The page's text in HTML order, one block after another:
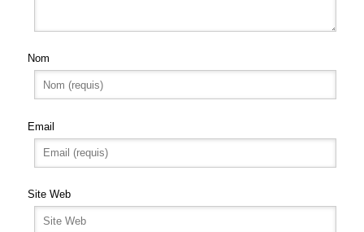
Nom
Email
Site Web